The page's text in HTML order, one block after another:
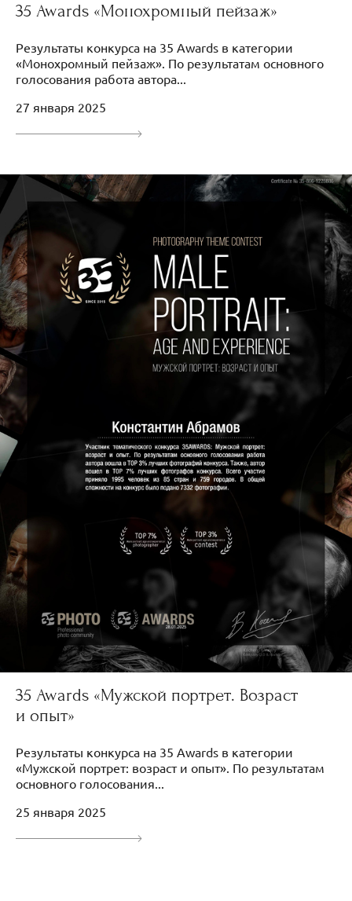
35 Awards «Монохромный пейзаж»
Результаты конкурса на 35 Awards в категории
«Монохромный пейзаж». По результатам основного
голосования работа автора...
27 января 2025
35 Awards «Мужской портрет. Возраст
и опыт»
Результаты конкурса на 35 Awards в категории
«Мужской портрет: возраст и опыт». По результатам
основного голосования...
25 января 2025